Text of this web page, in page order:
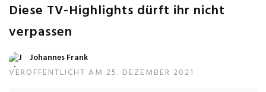
Diese TV-Highlights dürft ihr nicht
verpassen
Johannes Frank
VERÖFFENTLICHT AM 25. DEZEMBER 2021